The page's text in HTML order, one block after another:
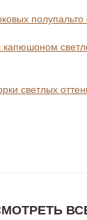
полупальто
светлых